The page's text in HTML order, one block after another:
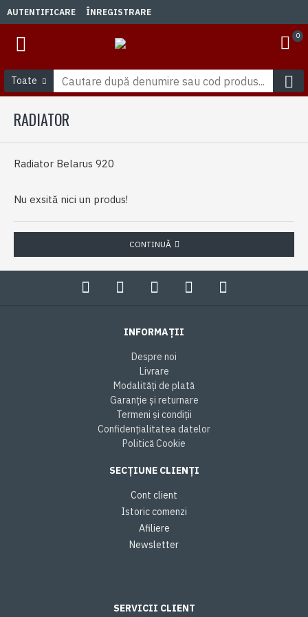
AUTENTIFICARE ÎNREGISTRARE
0
Toate
RADIATOR
Radiator Belarus 920
Nu exsită nici un produs!
CONTINUĂ
INFORMAȚII
Despre noi
Livrare
Modalități de plată
Garanție și returnare
Termeni și condiții
Confidențialitatea datelor
Politică Cookie
SECȚIUNE CLIENȚI
Cont client
Istoric comenzi
Afiliere
Newsletter
SERVICII CLIENT